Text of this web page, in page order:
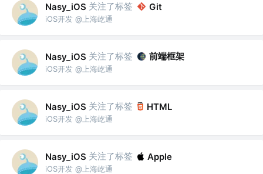
Nasy_iOS 关注了标签 Git
iOS开发 @上海屹通
Nasy_iOS 关注了标签 前端框架
iOS开发 @上海屹通
Nasy_iOS 关注了标签 HTML
iOS开发 @上海屹通
Nasy_iOS 关注了标签 Apple
iOS开发 @上海屹通